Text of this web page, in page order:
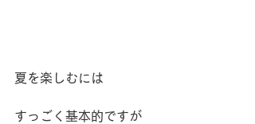
夏を楽しむには
すっごく基本的ですが